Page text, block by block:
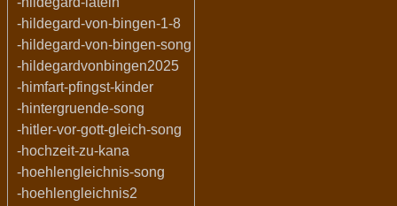
-hildegard-von-bingen-1-8
-hildegard-von-bingen-song
-hildegardvonbingen2025
-himfart-pfingst-kinder
-hintergruende-song
-hitler-vor-gott-gleich-song
-hochzeit-zu-kana
-hoehlengleichnis-song
-hoehlengleichnis2